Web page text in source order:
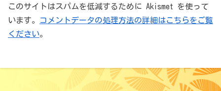
このサイトはスパムを低減するために Akismet を使って
います。
コメントデータの処理方法の詳細はこちらをご覧
ください。